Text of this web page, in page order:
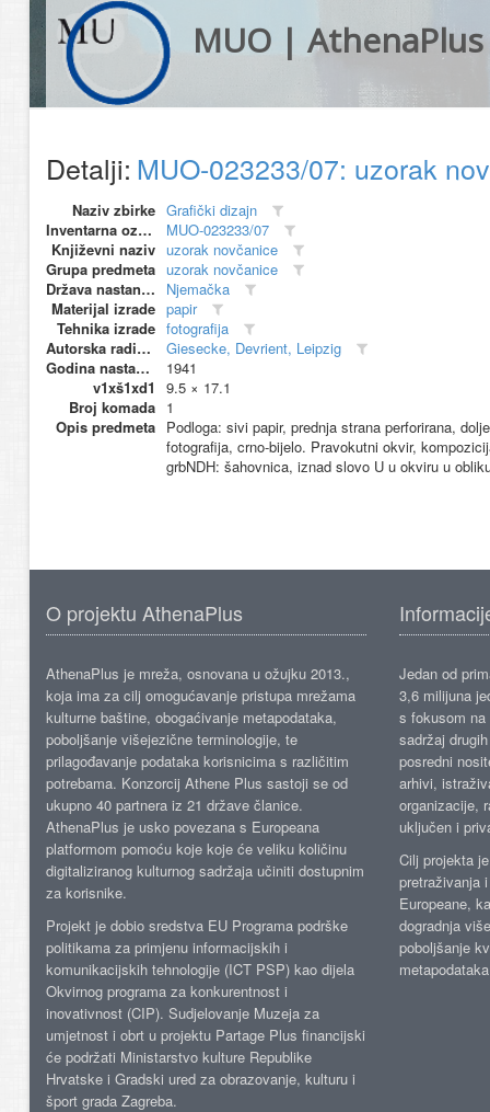
MUO | AthenaPlus
Detalji: MUO-023233/07: uzorak
Naziv zbirke Grafički dizajn
Inventarna oznaka
MUO-023233/07
Književni naziv uzorak novčanice
Grupa predmeta uzorak novčanice
Država nastanka
Njemačka
Materijal izrade papir
Tehnika izrade fotografija
Autorska radionica (proizvođač)
Giesecke, Devrient, Leipzig
Godina nastanka
1941
v1xš1xd1
9.5 × 17.1
Broj komada 1
Opis predmeta Podloga: sivi papir, prednja strana perforirana,
fotografija, crno-bijelo. Pravokutni okvir,
grbNDH: šahovnica, iznad slovo U u okviru u
O projektu AthenaPlus
AthenaPlus je mreža, osnovana u ožujku 2013.,
koja ima za cilj omogućavanje pristupa mrežama
kulturne baštine, obogaćivanje metapodataka,
poboljšanje višejezične terminologije, te
prilagođavanje podataka korisnicima s različitim
potrebama. Konzorcij Athene Plus sastoji se od
ukupno 40 partnera iz 21 države članice.
AthenaPlus je usko povezana s Europeana
platformom pomoću koje koje će veliku količinu
digitaliziranog kulturnog sadržaja učiniti dostupnim
za korisnike.
Projekt je dobio sredstva EU Programa podrške
politikama za primjenu informacijskih i
komunikacijskih tehnologije (ICT PSP) kao dijela
Okvirnog programa za konkurentnost i
inovativnost (CIP). Sudjelovanje Muzeja za
umjetnost i obrt u projektu Partage Plus financijski
će podržati Ministarstvo kulture Republike
Hrvatske i Gradski ured za obrazovanje, kulturu i
šport grada Zagreba.
Jedan od
3,6 milijuna
s fokusom
sadržaj
posredni
arhivi,
organizacije,
uključen i
Cilj projekta
pretraživanja
Europeane,
dogradnja
poboljšanje